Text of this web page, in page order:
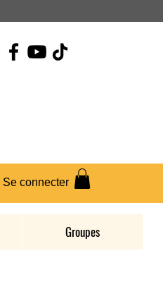
Se connecter
Groupes